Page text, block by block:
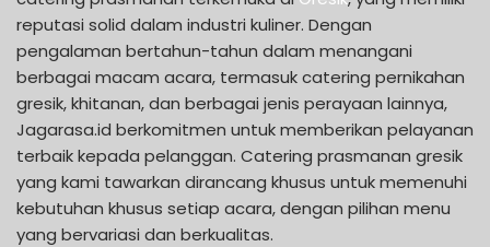
reputasi solid dalam industri kuliner. Dengan
pengalaman bertahun-tahun dalam menangani
berbagai macam acara, termasuk catering pernikahan
gresik, khitanan, dan berbagai jenis perayaan lainnya,
Jagarasa.id berkomitmen untuk memberikan pelayanan
terbaik kepada pelanggan. Catering prasmanan gresik
yang kami tawarkan dirancang khusus untuk memenuhi
kebutuhan khusus setiap acara, dengan pilihan menu
yang bervariasi dan berkualitas.